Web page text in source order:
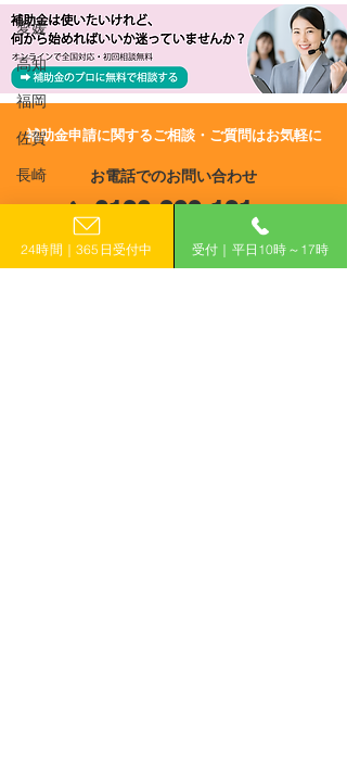
愛媛
高知
福岡
佐賀
長崎
大分
町】令和8年度 富岡町創
業事業展開支援事業補助
金≪第2回≫
​補助金申請に関するご相談・ご質問はお気軽に
お電話でのお問い合わせ
0120-399-121
（平日10:00−17:00）
24時間｜365日受付中 受付｜平日10時～17時